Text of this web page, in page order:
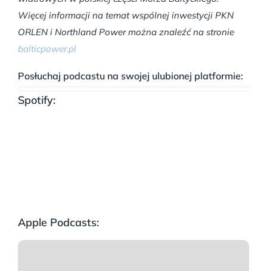
Więcej informacji na temat wspólnej inwestycji PKN
ORLEN i Northland Power można znaleźć na stronie
balticpower.pl
Posłuchaj podcastu na swojej ulubionej platformie:
Spotify:
Apple Podcasts: